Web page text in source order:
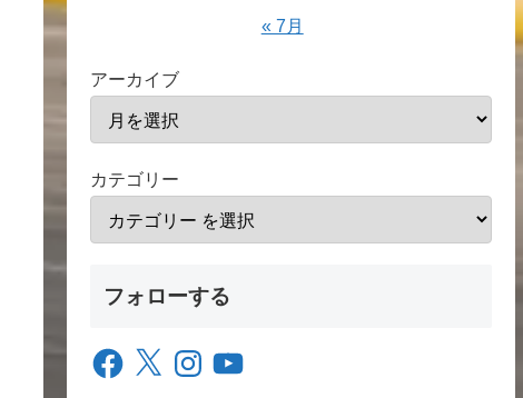
« 7月
アーカイブ
カテゴリー
フォローする
Facebook
X InstagramYouTube